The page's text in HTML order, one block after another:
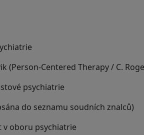
(Person-Centered Therapy / C.
psychiatrie
do seznamu soudních znalců)
v oboru psychiatrie